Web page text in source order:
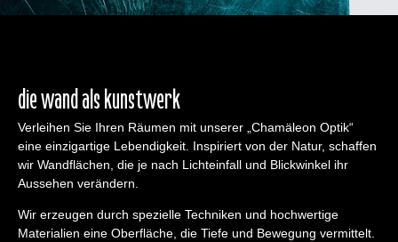
die wand als kunstwerk
Verleihen Sie Ihren Räumen mit unserer „Chamäleon Optik“
eine einzigartige Lebendigkeit. Inspiriert von der Natur, schaffen
wir Wandflächen, die je nach Lichteinfall und Blickwinkel ihr
Aussehen verändern.
Wir erzeugen durch spezielle Techniken und hochwertige
Materialien eine Oberfläche, die Tiefe und Bewegung vermittelt.